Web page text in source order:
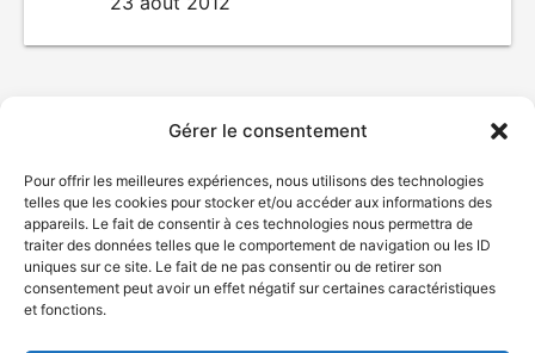
Gérer le consentement
Pour offrir les meilleures expériences, nous utilisons des technologies
telles que les cookies pour stocker et/ou accéder aux informations des
appareils. Le fait de consentir à ces technologies nous permettra de
traiter des données telles que le comportement de navigation ou les ID
uniques sur ce site. Le fait de ne pas consentir ou de retirer son
consentement peut avoir un effet négatif sur certaines caractéristiques
et fonctions.